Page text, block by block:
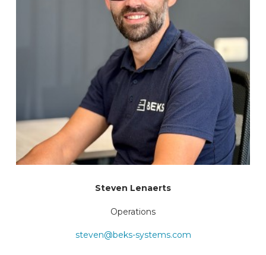
Steven Lenaerts
Operations
steven@beks-systems.com